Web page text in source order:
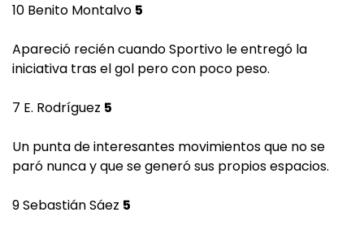
10 Benito Montalvo 5
Apareció recién cuando Sportivo le entregó la
iniciativa tras el gol pero con poco peso.
7 E. Rodríguez 5
Un punta de interesantes movimientos que no se
paró nunca y que se generó sus propios espacios.
9 Sebastián Sáez 5